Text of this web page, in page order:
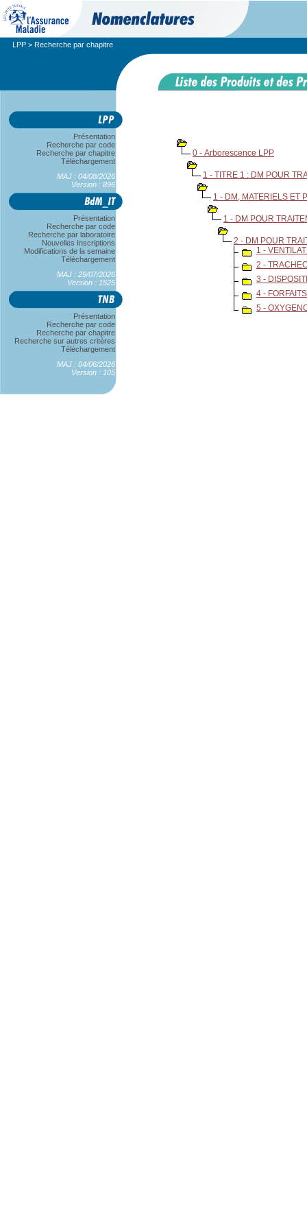
LPP > Recherche par chapitre
Présentation
Recherche par code
Recherche par chapitre
Téléchargement
MAJ : 04/08/2026
Version : 896
Présentation
Recherche par code
Recherche par laboratoire
Nouvelles Inscriptions
Modifications de la semaine
Téléchargement
MAJ : 29/07/2026
Version : 1525
Présentation
Recherche par code
Recherche par chapitre
Recherche sur autres critères
Téléchargement
MAJ : 04/06/2026
Version : 105
0 - Arborescence LPP
1 - TITRE 1 : DM POUR
1 - DM, MATERIELS ET
1 - DM POUR
2 - DM POUR
1 -
2 -
3 -
4 -
5 -